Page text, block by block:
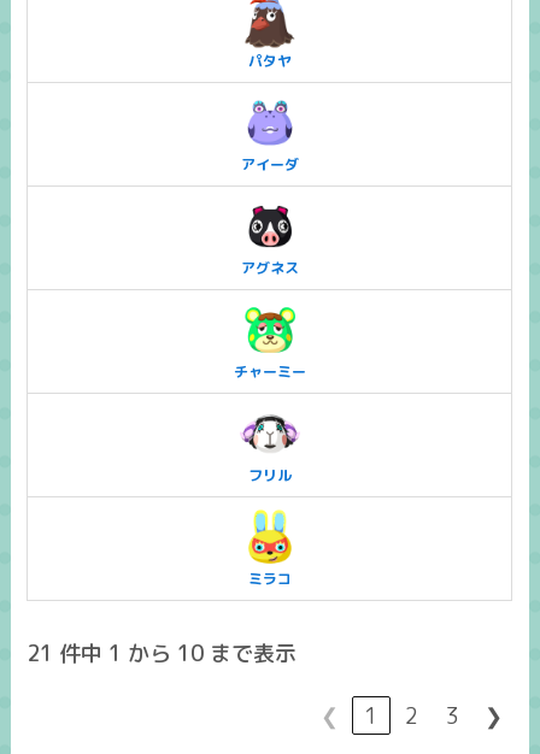
パタヤ
アイーダ
アグネス
チャーミー
フリル
ミラコ
21 件中 1 から 10 まで表示
❮ 1 2 3 ❯